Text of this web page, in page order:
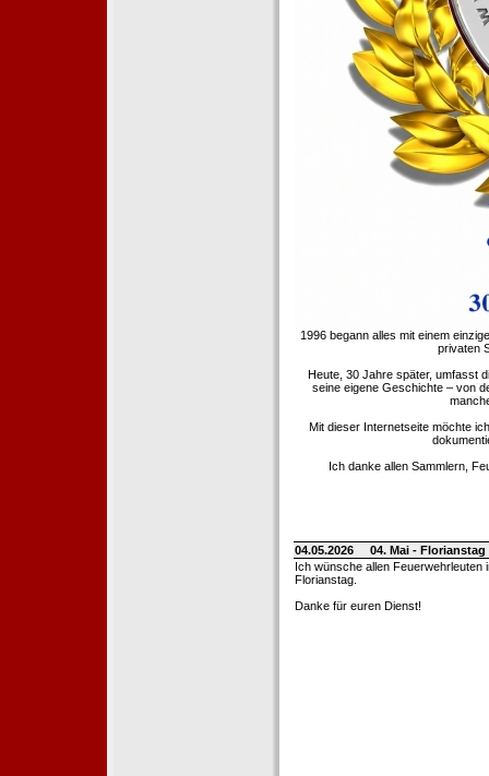
1996 begann alles mit einem
privaten
Heute, 30 Jahre später, umfasst
seine eigene Geschichte – von
Mit dieser Internetseite möchte
Ich danke allen Sammlern,
04.05.2026
04. Mai -
Ich wünsche allen Feuerwehrleuten
Florianstag.
Danke für euren Dienst!